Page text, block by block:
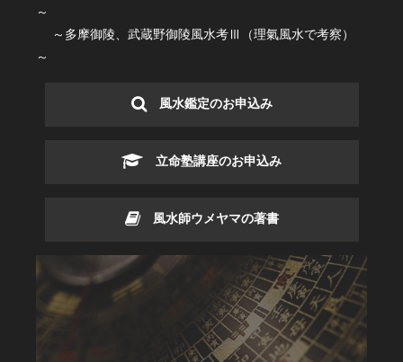
～
～多摩御陵、武蔵野御陵風水考Ⅲ（理氣風水で考察）
～
風水鑑定のお申込み
立命塾講座のお申込み
風水師ウメヤマの著書